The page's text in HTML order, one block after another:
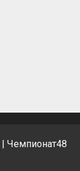
| Чемпионат48